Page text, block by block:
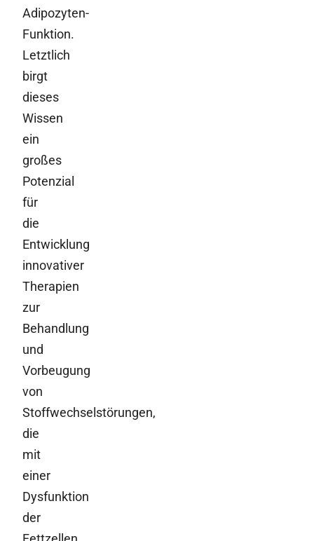
Adipozyten-
Funktion.
Letztlich
birgt
dieses
Wissen
ein
großes
Potenzial
für
die
Entwicklung
innovativer
Therapien
zur
Behandlung
und
Vorbeugung
von
Stoffwechselstörungen,
die
mit
einer
Dysfunktion
der